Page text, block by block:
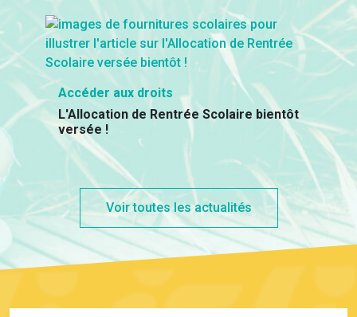
Accéder aux droits
L'Allocation de Rentrée Scolaire bientôt
versée !
Voir toutes les actualités